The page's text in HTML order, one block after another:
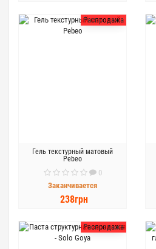
Распродажа
Гель текстурный матовый
Pebeo
0
Заканчивается
238грн
Распродажа